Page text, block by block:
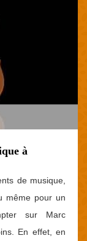
à
de musique,
même pour un
sur Marc
En effet, en